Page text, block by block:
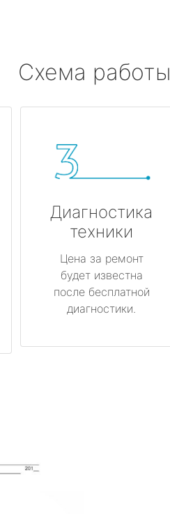
Схема работы
Диагностика
техники
Цена за ремонт
будет известна
после бесплатной
диагностики.